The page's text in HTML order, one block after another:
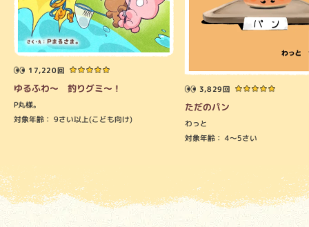
17,220回
ゆるふわ～ 釣りグミ～！
P丸様。
対象年齢： 9さい以上(こども向け)
3,829回
ただのパン
わっと
対象年齢：4～5さい